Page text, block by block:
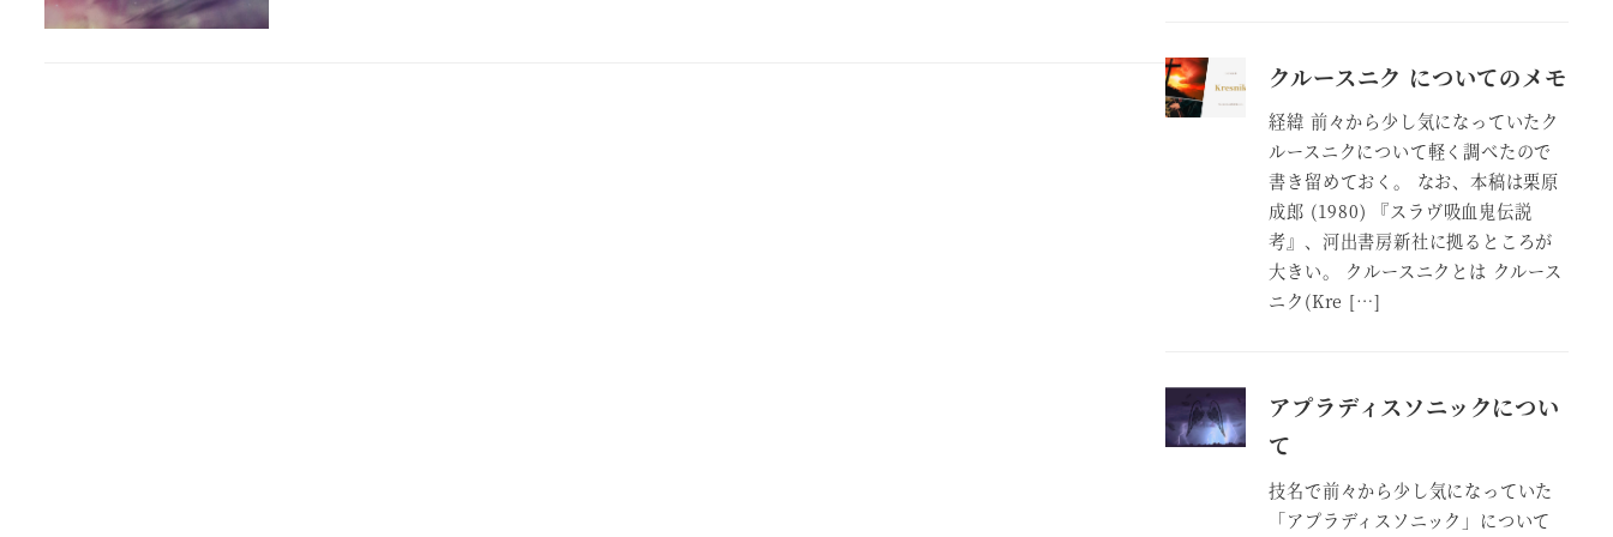
クルースニク についてのメモ
経緯 前々から少し気になっていたク
ルースニクについて軽く調べたので
書き留めておく。 なお、本稿は栗原
成郎 (1980) 『スラヴ吸血鬼伝説
考』、河出書房新社に拠るところが
大きい。 クルースニクとは クルース
ニク(Kre […]
アプラディスソニックについ
て
技名で前々から少し気になっていた
「アプラディスソニック」について